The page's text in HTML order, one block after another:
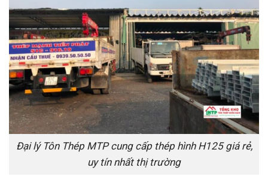
Đại lý Tôn Thép MTP cung cấp thép hình H125 giá rẻ,
uy tín nhất thị trường